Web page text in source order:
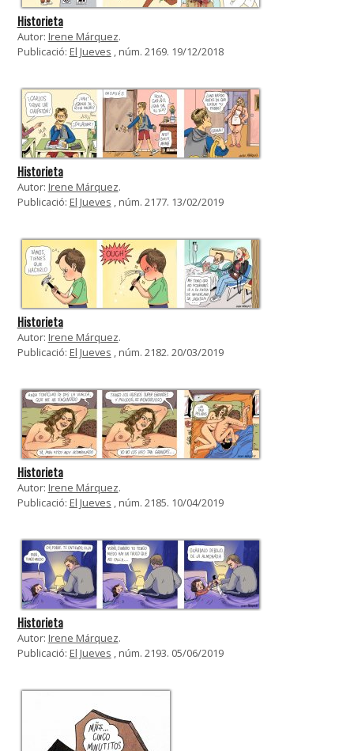
Historieta
Autor: Irene Márquez.
Publicació: El Jueves , núm. 2169. 19/12/2018
Historieta
Autor: Irene Márquez.
Publicació: El Jueves , núm. 2177. 13/02/2019
Historieta
Autor: Irene Márquez.
Publicació: El Jueves , núm. 2182. 20/03/2019
Historieta
Autor: Irene Márquez.
Publicació: El Jueves , núm. 2185. 10/04/2019
Historieta
Autor: Irene Márquez.
Publicació: El Jueves , núm. 2193. 05/06/2019